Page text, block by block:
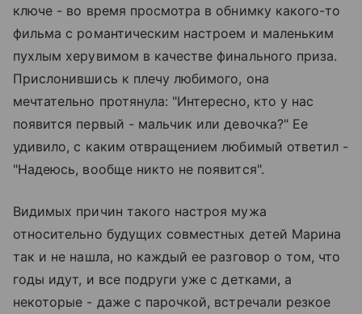
ключе - во время просмотра в обнимку какого-то
фильма с романтическим настроем и маленьким
пухлым херувимом в качестве финального приза.
Прислонившись к плечу любимого, она
мечтательно протянула: "Интересно, кто у нас
появится первый - мальчик или девочка?" Ее
удивило, с каким отвращением любимый ответил -
"Надеюсь, вообще никто не появится".
Видимых причин такого настроя мужа
относительно будущих совместных детей Марина
так и не нашла, но каждый ее разговор о том, что
годы идут, и все подруги уже с детками, а
некоторые - даже с парочкой, встречали резкое